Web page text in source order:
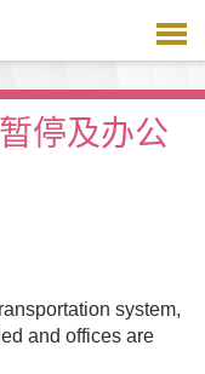
停及办公
system,
and offices are